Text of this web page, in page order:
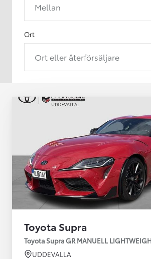
Mellan
Ort
Ort eller återförsäljare
Toyota Supra
Toyota Supra GR MANUELL
UDDEVALLA